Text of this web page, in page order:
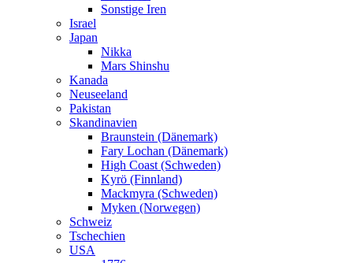
Sonstige Iren
Israel
Japan
Nikka
Mars Shinshu
Kanada
Neuseeland
Pakistan
Skandinavien
Braunstein (Dänemark)
Fary Lochan (Dänemark)
High Coast (Schweden)
Kyrö (Finnland)
Mackmyra (Schweden)
Myken (Norwegen)
Schweiz
Tschechien
USA